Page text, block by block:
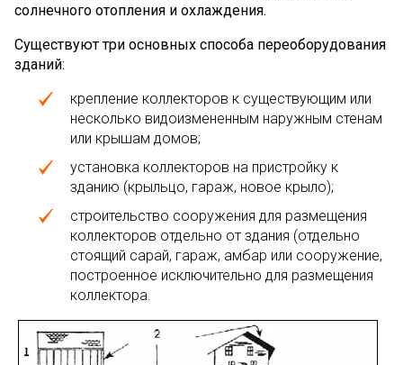
солнечного отопления и охлаждения.
Существуют три основных способа переоборудования
зданий:
крепление коллекторов к существующим или
несколько видоизмененным наружным стенам
или крышам домов;
установка коллекторов на пристройку к
зданию (крыльцо, гараж, новое крыло);
строительство сооружения для размещения
коллекторов отдельно от здания (отдельно
стоящий сарай, гараж, амбар или сооружение,
построенное исключительно для размещения
коллектора.